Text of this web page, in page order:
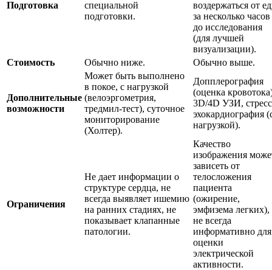
Подготовка
специальной
подготовки.
воздержаться от
за несколько часов
до исследования
(для лучшей
визуализации).
Стоимость
Обычно ниже. Обычно выше.
Дополнительные
возможности
Может быть выполнено
в покое, с нагрузкой
(велоэргометрия,
тредмил-тест), суточное
мониторирование
(Холтер).
Допплерография
(оценка
3D/4D УЗИ,
эхокардиография
нагрузкой).
Ограничения
Не дает информации о
структуре сердца, не
всегда выявляет ишемию
на ранних стадиях, не
показывает клапанные
патологии.
Качество
изображения
зависеть от
телосложения
пациента
(ожирение,
эмфизема легких),
не всегда
информативно для
оценки
электрической
активности.